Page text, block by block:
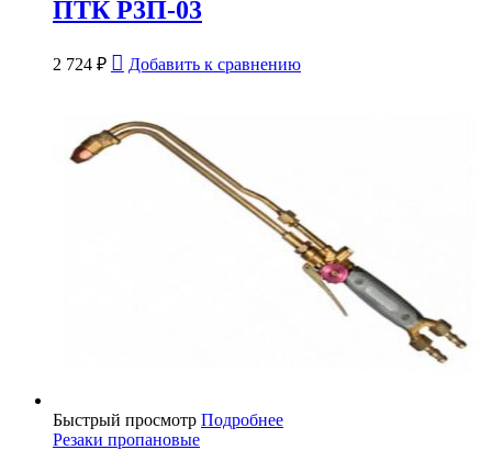
ПТК Р3П-03
2 724 ₽ Добавить к сравнению
Быстрый просмотр Подробнее
Резаки пропановые